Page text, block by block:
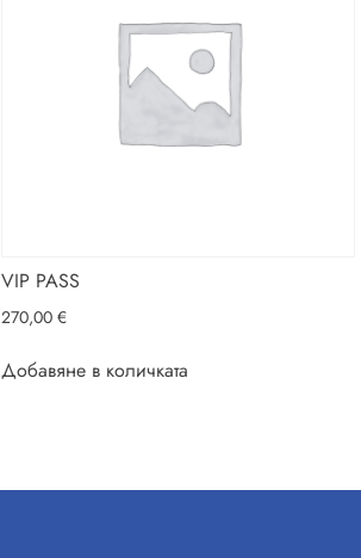
VIP PASS
270,00€
Добавяне в количката